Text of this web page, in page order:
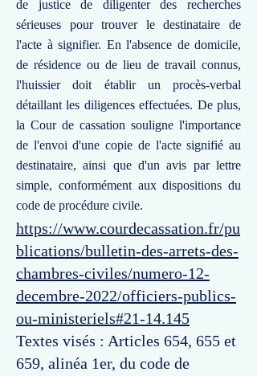
de justice de diligenter des recherches
sérieuses pour trouver le destinataire de
l'acte à signifier. En l'absence de domicile,
de résidence ou de lieu de travail connus,
l'huissier doit établir un procès-verbal
détaillant les diligences effectuées. De plus,
la Cour de cassation souligne l'importance
de l'envoi d'une copie de l'acte signifié au
destinataire, ainsi que d'un avis par lettre
simple, conformément aux dispositions du
code de procédure civile.
https://www.courdecassation.fr/pu
blications/bulletin-des-arrets-des-
chambres-civiles/numero-12-
decembre-2022/officiers-publics-
ou-ministeriels#21-14.145
Textes visés : Articles 654, 655 et
659, alinéa 1er, du code de